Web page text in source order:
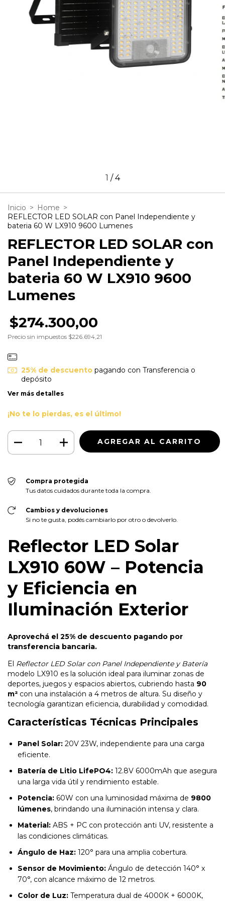
1 /4
Inicio > Home >
REFLECTOR LED SOLAR con Panel Independiente y
bateria 60 W LX910 9600 Lumenes
REFLECTOR LED SOLAR con
Panel Independiente y
bateria 60 W LX910 9600
Lumenes
$274.300,00
Precio sin impuestos $226.694,21
25% de descuentopagando con Transferencia o
depósito
Ver más detalles
¡No te lo pierdas, es el último!
Compra protegida
Tus datos cuidados durante toda la compra.
Cambios y devoluciones
Si no te gusta, podés cambiarlo por otro o devolverlo.
Reflector LED Solar
LX910 60W – Potencia
y Eficiencia en
Iluminación Exterior
Aprovechá el 25% de descuento pagando por
transferencia bancaria.
El Reflector LED Solar con Panel Independiente y Batería
modelo LX910 es la solución ideal para iluminar zonas de
deportes, juegos y espacios abiertos, cubriendo hasta 90
m² con una instalación a 4 metros de altura. Su diseño y
tecnología garantizan eficiencia, durabilidad y comodidad.
Características Técnicas Principales
Panel Solar: 20V 23W, independiente para una carga
eficiente.
Batería de Litio LifePO4: 12.8V 6000mAh que asegura
una larga vida útil y rendimiento estable.
Potencia: 60W con una luminosidad máxima de 9800
lúmenes, brindando una iluminación intensa y clara.
Material: ABS + PC con protección anti UV, resistente a
las condiciones climáticas.
Ángulo de Haz: 120° para una amplia cobertura.
Sensor de Movimiento: Ángulo de detección 140° x
70°, con alcance máximo de 12 metros.
Color de Luz: Temperatura dual de 4000K + 6000K,